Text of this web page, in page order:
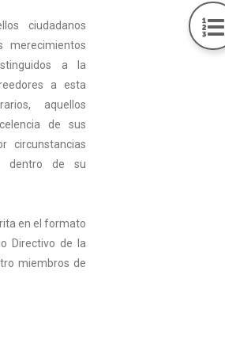
ciudadanos
merecimientos
a la
a esta
aquellos
de sus
circunstancias
dentro de su
en el formato
Directivo de la
miembros de